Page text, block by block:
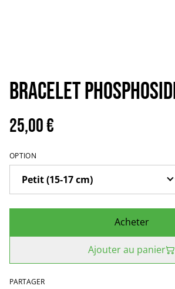
Bracelet
25,00 €
OPTION
Acheter
Ajouter au panier
PARTAGER